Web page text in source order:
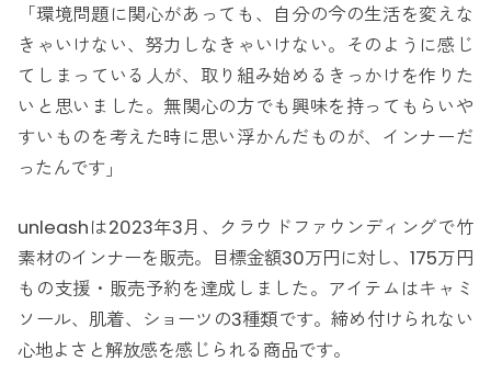
「環境問題に関心があっても、自分の今の生活を変えな
きゃいけない、努力しなきゃいけない。そのように感じ
てしまっている人が、取り組み始めるきっかけを作りた
いと思いました。無関心の方でも興味を持ってもらいや
すいものを考えた時に思い浮かんだものが、インナーだ
ったんです」
unleashは2023年3月、クラウドファウンディングで竹
素材のインナーを販売。目標金額30万円に対し、175万円
もの支援・販売予約を達成しました。アイテムはキャミ
ソール、肌着、ショーツの3種類です。締め付けられない
心地よさと解放感を感じられる商品です。